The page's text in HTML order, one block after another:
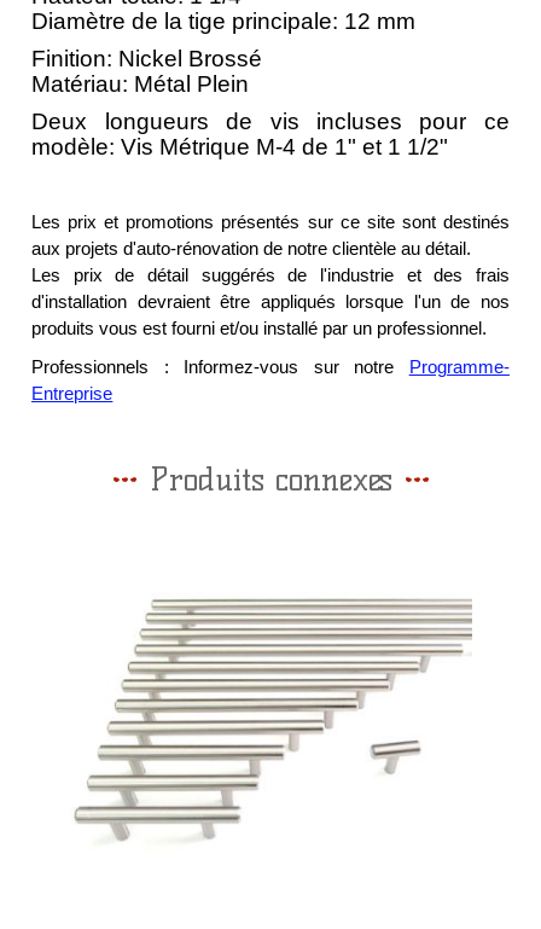
Diamètre de la tige principale: 12 mm
Finition: Nickel Brossé
Matériau: Métal Plein
Deux longueurs de vis incluses pour ce
modèle: Vis Métrique M-4 de 1" et 1 1/2"
Les prix et promotions présentés sur ce site sont destinés
aux projets d'auto-rénovation de notre clientèle au détail.
Les prix de détail suggérés de l'industrie et des frais
d'installation devraient être appliqués lorsque l'un de nos
produits vous est fourni et/ou installé par un professionnel.
Professionnels : Informez-vous sur notre
Programme-
Entreprise
Produits connexes